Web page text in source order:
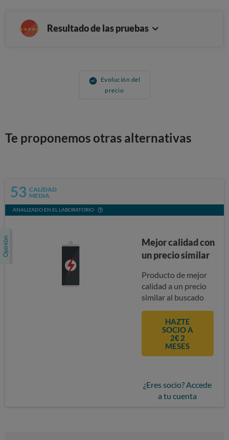
Resultado de las pruebas
Evolución del
precio
Te proponemos otras alternativas
53 CALIDAD
MEDIA
ANALIZADO EN EL LABORATORIO
Mejor calidad con
un precio similar
Producto de mejor
calidad a un precio
similar al buscado
HAZTE
SOCIO A
2€ 2
MESES
¿Eres socio? Accede
a tu cuenta